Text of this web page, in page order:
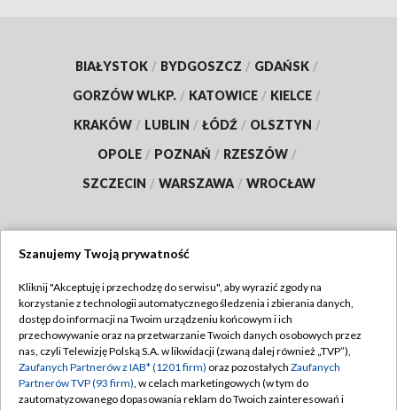
BIAŁYSTOK / BYDGOSZCZ / GDAŃSK /
GORZÓW WLKP. / KATOWICE / KIELCE /
KRAKÓW / LUBLIN / ŁÓDŹ / OLSZTYN /
OPOLE / POZNAŃ / RZESZÓW /
SZCZECIN / WARSZAWA / WROCŁAW
TVP
Abonament TVP
Emisja w TVP
Centrum informacji TVP
Regulamin TVP
Polityka prywatności
Moje zgody
Szanujemy Twoją prywatność
Kliknij "Akceptuję i przechodzę do serwisu", aby wyrazić zgody na
korzystanie z technologii automatycznego śledzenia i zbierania danych,
dostęp do informacji na Twoim urządzeniu końcowym i ich
przechowywanie oraz na przetwarzanie Twoich danych osobowych przez
nas, czyli Telewizję Polską S.A. w likwidacji (zwaną dalej również „TVP”),
Zaufanych Partnerów z IAB* (1201 firm) oraz pozostałych Zaufanych
Partnerów TVP (93 firm), w celach marketingowych (w tym do
zautomatyzowanego dopasowania reklam do Twoich zainteresowań i